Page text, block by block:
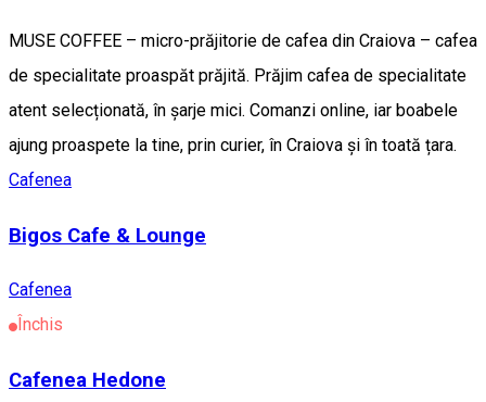
MUSE COFFEE – micro-prăjitorie de cafea din Craiova – cafea
de specialitate proaspăt prăjită. Prăjim cafea de specialitate
atent selecționată, în șarje mici. Comanzi online, iar boabele
ajung proaspete la tine, prin curier, în Craiova și în toată țara.
Cafenea
Bigos Cafe & Lounge
Cafenea
Închis
Cafenea Hedone